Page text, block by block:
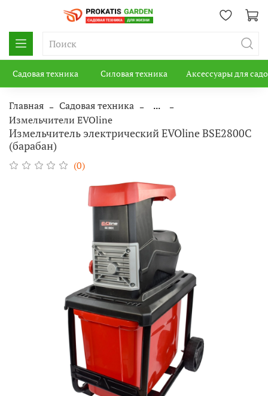
Садовая техника Силовая техника Аксессуары для
Главная Садовая техника
...
Измельчители EVOline
Измельчитель электрический EVOline BSE2800C
(барабан)
(0)